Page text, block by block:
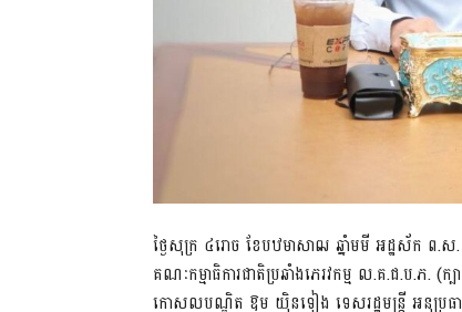
ថ្ងៃសុក្រ​ ៤រោច ខែបឋមាសាឍ ឆ្នាំមមី អដ្ឋស័ក ព.ស.
គណៈកម្មាធិការជាតិប្រឆាំងភេរវកម្ម ល.គ.ជ.ប.ភ.
កោសលបណ្ឌិត ឱម យ៉ិនទៀង ទេសរដ្ឋមន្ត្រី អនុប្រធា